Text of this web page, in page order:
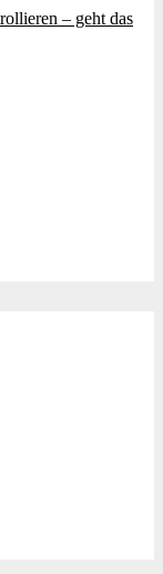
– geht das